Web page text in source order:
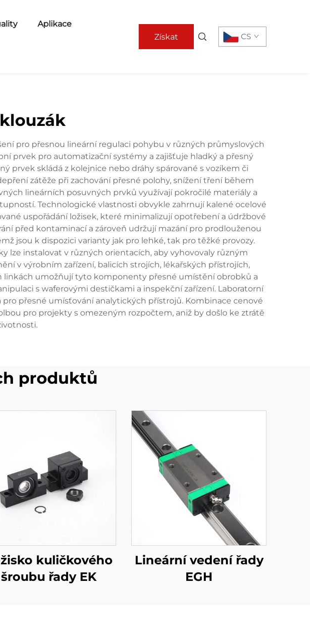
Aplikace
Získat CS
pro přesnou lineární regulaci pohybu v různých průmyslových
prvek pro automatizační systémy a zajišťuje hladký a přesný
prvek skládá z kolejnice nebo dráhy spárované s vozíkem či
zátěže při zachování přesné polohy, snížení tření během
lineárních posuvných prvků využívají pokročilé materiály a
Technologické vlastnosti obvykle zahrnují kalené ocelové
uspořádání ložisek, které minimalizují opotřebení a údržbové
před kontaminací a zároveň udržují mazání pro prodlouženou
jsou k dispozici varianty jak pro lehké, tak pro těžké provozy.
lze instalovat v různých orientacích, aby vyhovovaly různým
v výrobním zařízení, balicích strojích, lékařských přístrojích,
umožňují tyto komponenty přesné umístění obrobků a
s waferovými destičkami a inspekční zařízení. Laboratorní
přesné umísťování analytických přístrojů. Kombinace cenové
pro projekty s omezeným rozpočtem, aniž by došlo ke ztrátě
produktů
kuličkového
šroubu řady EK
Lineární vedení řady
EGH